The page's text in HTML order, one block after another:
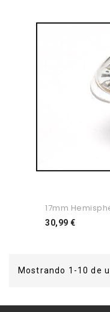
17mm
30,99 €Preço
Mostrando 1-10 de